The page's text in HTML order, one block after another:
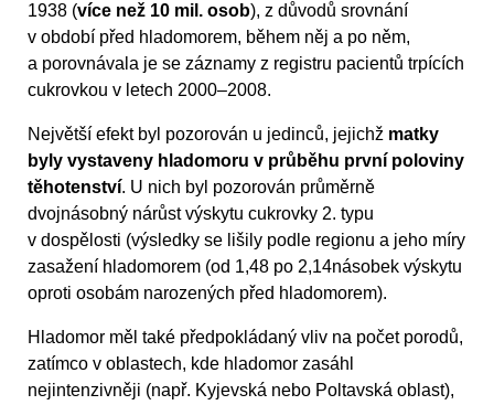
1938 (více než 10 mil. osob), z důvodů srovnání
v období před hladomorem, během něj a po něm,
a porovnávala je se záznamy z registru pacientů trpících
cukrovkou v letech 2000–2008.
Největší efekt byl pozorován u jedinců, jejichž matky
byly vystaveny hladomoru v průběhu první poloviny
těhotenství. U nich byl pozorován průměrně
dvojnásobný nárůst výskytu cukrovky 2. typu
v dospělosti (výsledky se lišily podle regionu a jeho míry
zasažení hladomorem (od 1,48 po 2,14násobek výskytu
oproti osobám narozených před hladomorem).
Hladomor měl také předpokládaný vliv na počet porodů,
zatímco v oblastech, kde hladomor zasáhl
nejintenzivněji (např. Kyjevská nebo Poltavská oblast),